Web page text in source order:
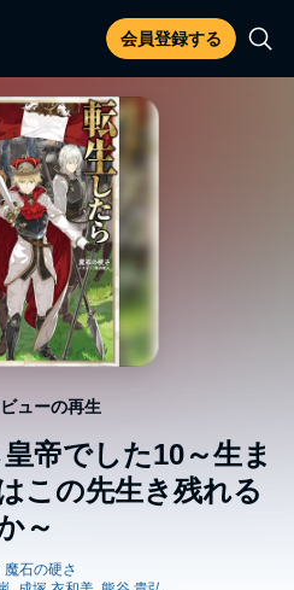
会員登録する
帝でした10～生ま
この先生き残れる
～
ューの再生